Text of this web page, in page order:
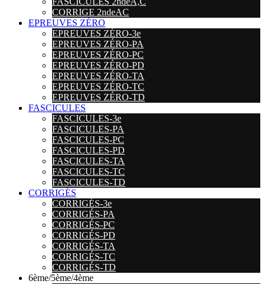
CORRIGE 2ndeAC
EPREUVES ZÉRO
EPREUVES ZÉRO-3e
EPREUVES ZÉRO-PA
EPREUVES ZÉRO-PC
EPREUVES ZÉRO-PD
EPREUVES ZÉRO-TA
EPREUVES ZÉRO-TC
EPREUVES ZÉRO-TD
FASCICULES
FASCICULES-3e
FASCICULES-PA
FASCICULES-PC
FASCICULES-PD
FASCICULES-TA
FASCICULES-TC
FASCICULES-TD
CORRIGÉS
CORRIGÉS-3e
CORRIGÉS-PA
CORRIGÉS-PC
CORRIGÉS-PD
CORRIGÉS-TA
CORRIGÉS-TC
CORRIGÉS-TD
6ème/5ème/4ème